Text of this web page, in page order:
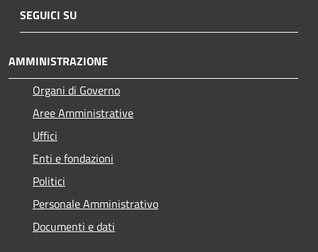
SEGUICI SU
AMMINISTRAZIONE
Organi di Governo
Aree Amministrative
Uffici
Enti e fondazioni
Politici
Personale Amministrativo
Documenti e dati